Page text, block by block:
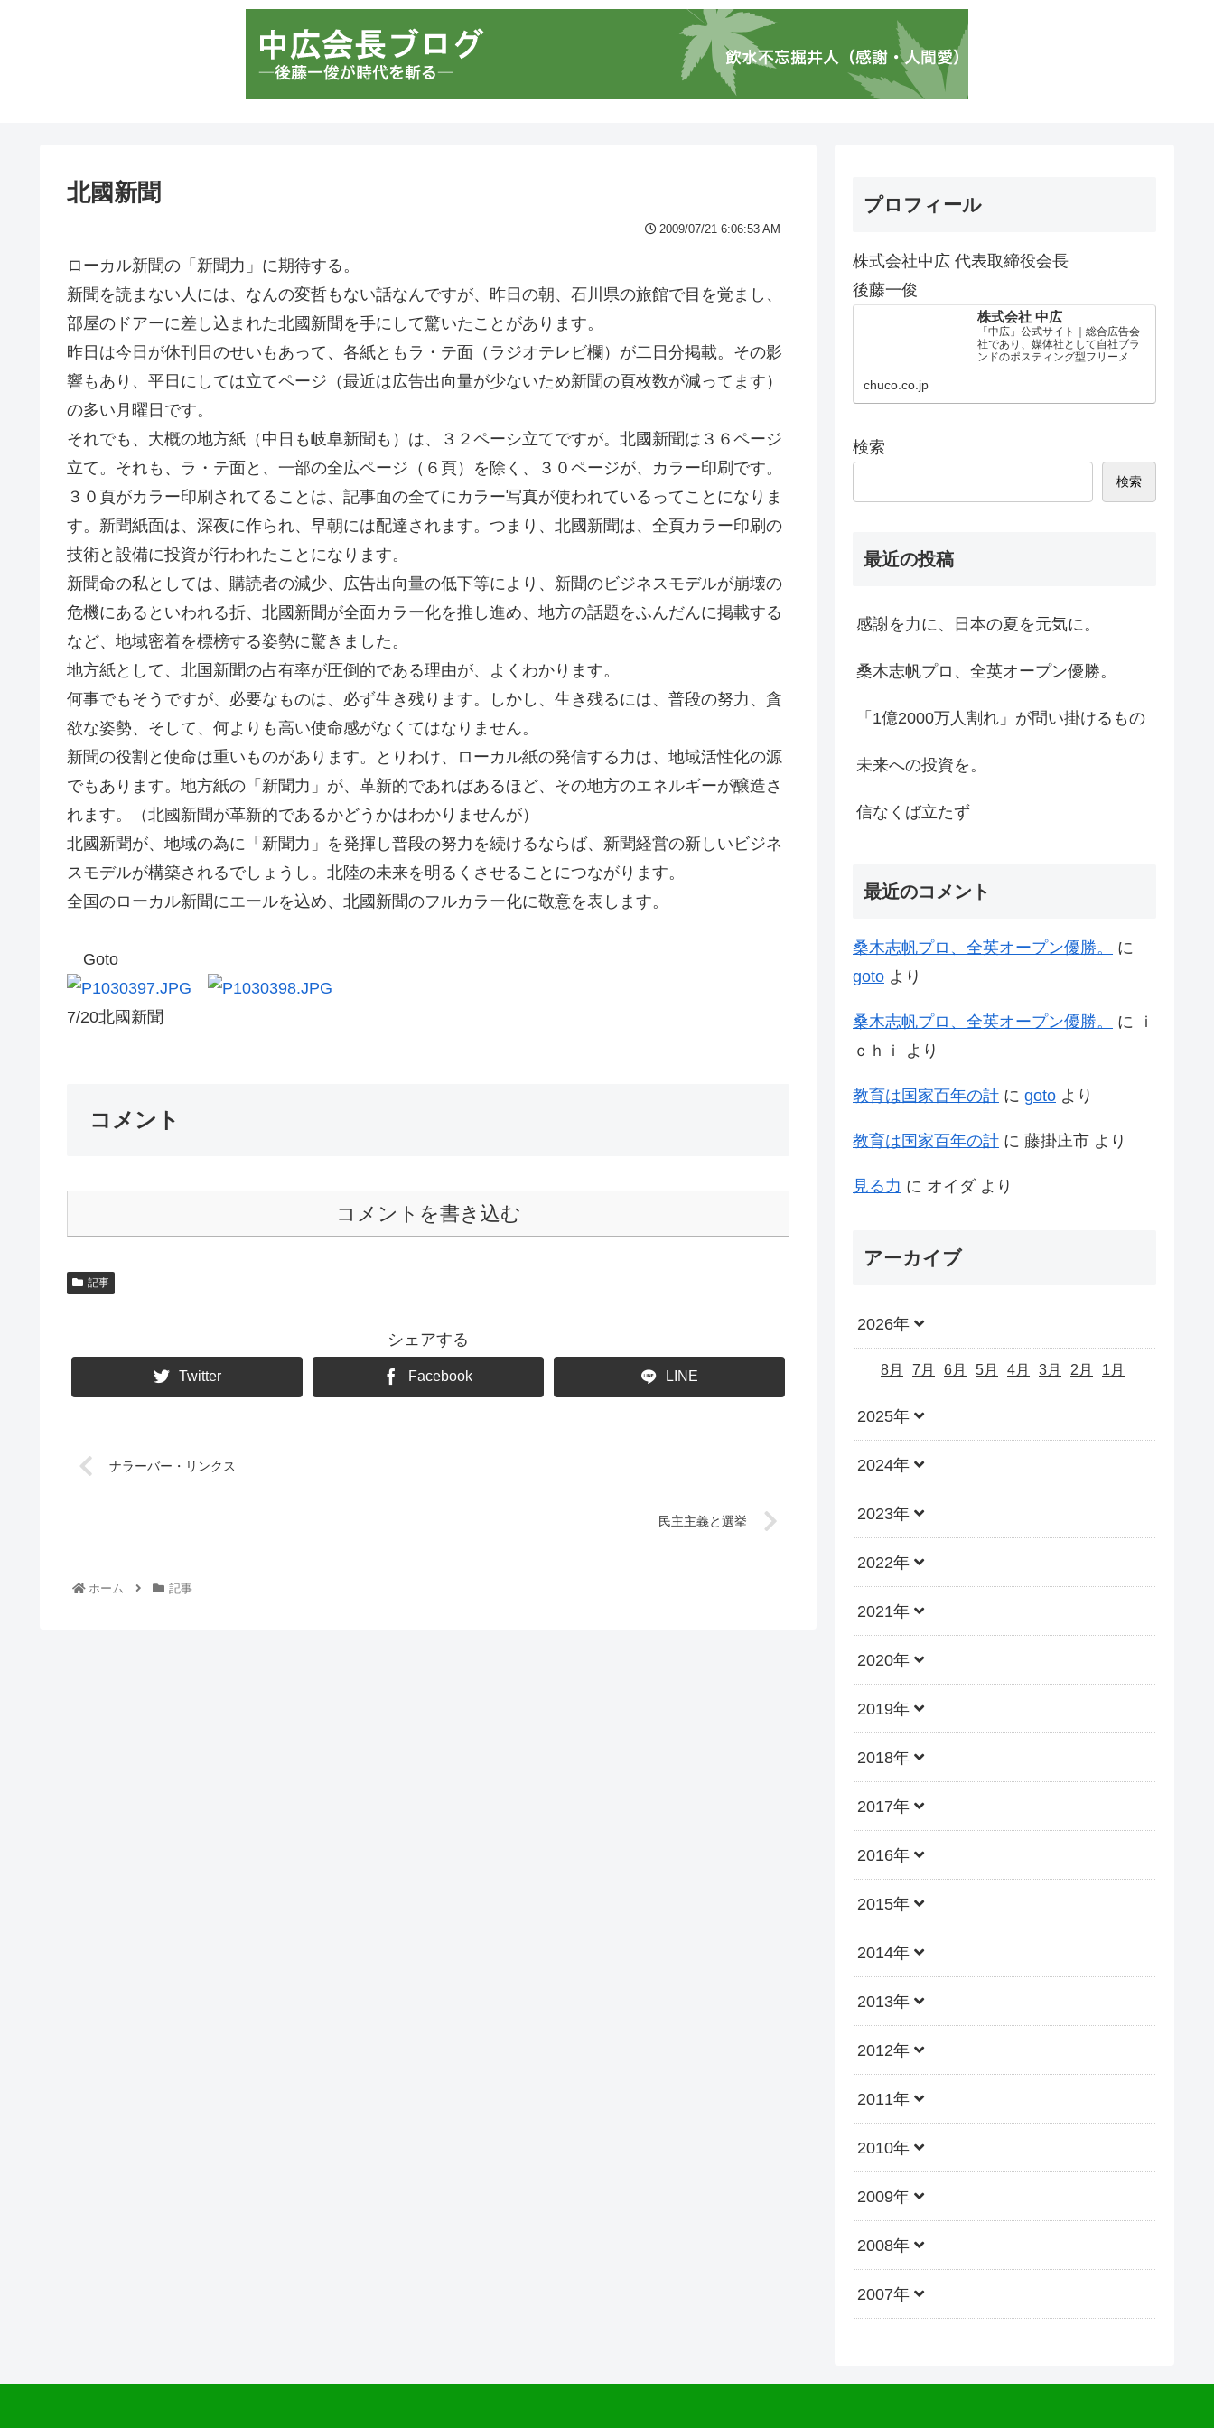
北國新聞
2009/07/21 6:06:53 AM
ローカル新聞の「新聞力」に期待する。
新聞を読まない人には、なんの変哲もない話なんですが、昨日の朝、石川県の旅館で目を覚まし、
部屋のドアーに差し込まれた北國新聞を手にして驚いたことがあります。
昨日は今日が休刊日のせいもあって、各紙ともラ・テ面（ラジオテレビ欄）が二日分掲載。その影
響もあり、平日にしては立てページ（最近は広告出向量が少ないため新聞の頁枚数が減ってます）
の多い月曜日です。
それでも、大概の地方紙（中日も岐阜新聞も）は、３２ペーシ立てですが。北國新聞は３６ページ
立て。それも、ラ・テ面と、一部の全広ページ（６頁）を除く、３０ページが、カラー印刷です。
３０頁がカラー印刷されてることは、記事面の全てにカラー写真が使われているってことになりま
す。新聞紙面は、深夜に作られ、早朝には配達されます。つまり、北國新聞は、全頁カラー印刷の
技術と設備に投資が行われたことになります。
新聞命の私としては、購読者の減少、広告出向量の低下等により、新聞のビジネスモデルが崩壊の
危機にあるといわれる折、北國新聞が全面カラー化を推し進め、地方の話題をふんだんに掲載する
など、地域密着を標榜する姿勢に驚きました。
地方紙として、北国新聞の占有率が圧倒的である理由が、よくわかります。
何事でもそうですが、必要なものは、必ず生き残ります。しかし、生き残るには、普段の努力、貪
欲な姿勢、そして、何よりも高い使命感がなくてはなりません。
新聞の役割と使命は重いものがあります。とりわけ、ローカル紙の発信する力は、地域活性化の源
でもあります。地方紙の「新聞力」が、革新的であればあるほど、その地方のエネルギーが醸造さ
れます。（北國新聞が革新的であるかどうかはわかりませんが）
北國新聞が、地域の為に「新聞力」を発揮し普段の努力を続けるならば、新聞経営の新しいビジネ
スモデルが構築されるでしょうし。北陸の未来を明るくさせることにつながります。
全国のローカル新聞にエールを込め、北國新聞のフルカラー化に敬意を表します。
Goto
7/20北國新聞
コメント
コメントを書き込む
記事
シェアする
Twitter Facebook LINE
ナラーバー・リンクス
民主主義と選挙
ホーム 記事
プロフィール
株式会社中広 代表取締役会長
後藤一俊
株式会社 中広
「中広」公式サイト｜総合広告会
社であり、媒体社として自社ブラ
ンドのポスティング型フリーメデ
chuco.co.jp
検索
検索
最近の投稿
感謝を力に、日本の夏を元気に。
桑木志帆プロ、全英オープン優勝。
「1億2000万人割れ」が問い掛けるもの
未来への投資を。
信なくば立たず
最近のコメント
桑木志帆プロ、全英オープン優勝。
に
goto より
桑木志帆プロ、全英オープン優勝。 に
ｉ
ｃｈｉ
より
教育は国家百年の計 に goto より
教育は国家百年の計 に 藤掛庄市 より
見る力 に オイダ より
アーカイブ
2026年
8月 7月 6月 5月 4月 3月 2月 1月
2025年
2024年
2023年
2022年
2021年
2020年
2019年
2018年
2017年
2016年
2015年
2014年
2013年
2012年
2011年
2010年
2009年
2008年
2007年